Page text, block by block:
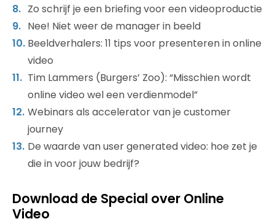
Zo schrijf je een briefing voor een videoproductie
Nee! Niet weer de manager in beeld
Beeldverhalers: 11 tips voor presenteren in online
video
Tim Lammers (Burgers’ Zoo): “Misschien wordt
online video wel een verdienmodel”
Webinars als accelerator van je customer
journey
De waarde van user generated video: hoe zet je
die in voor jouw bedrijf?
Download de Special over Online
Video